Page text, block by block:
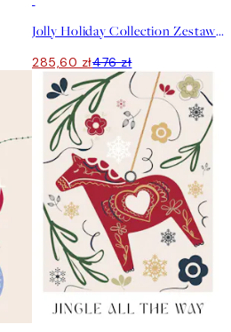
Jolly Holiday Collection Zestaw plakatów
285,60 zł476 zł